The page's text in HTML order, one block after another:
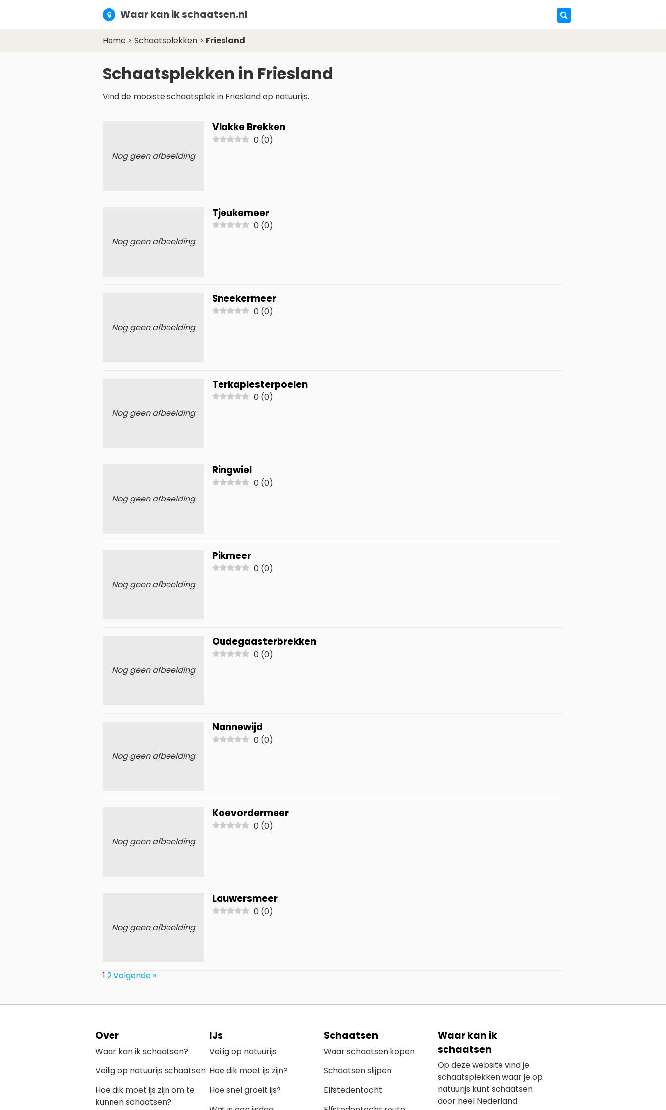
Waar kan ik schaatsen.nl
Home > Schaatsplekken > Friesland
Schaatsplekken in Friesland
Vind de mooiste schaatsplek in Friesland op natuurijs.
Nog geen afbeelding
Vlakke Brekken
0 (0)
Nog geen afbeelding
Tjeukemeer
0 (0)
Nog geen afbeelding
Sneekermeer
0 (0)
Nog geen afbeelding
Terkaplesterpoelen
0 (0)
Nog geen afbeelding
Ringwiel
0 (0)
Nog geen afbeelding
Pikmeer
0 (0)
Nog geen afbeelding
Oudegaasterbrekken
0 (0)
Nog geen afbeelding
Nannewijd
0 (0)
Nog geen afbeelding
Koevordermeer
0 (0)
Nog geen afbeelding
Lauwersmeer
0 (0)
1 2Volgende »
Over
Waar kan ik schaatsen?
Veilig op natuurijs schaatsen
Hoe dik moet ijs zijn om te
kunnen schaatsen?
IJs
Veilig op natuurijs
Hoe dik moet ijs zijn?
Hoe snel groeit ijs?
Schaatsen
Waar schaatsen kopen
Schaatsen slijpen
Elfstedentocht
Waar kan ik
schaatsen
Op deze website vind je
schaatsplekken waar je op
natuurijs kunt schaatsen
door heel Nederland.